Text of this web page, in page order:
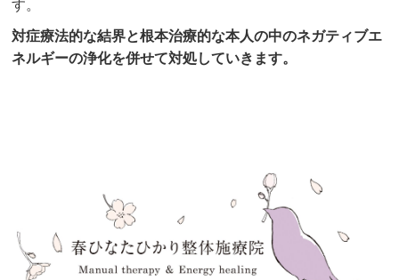
す。
対症療法的な結界と根本治療的な本人の中のネガティブエ
ネルギーの浄化を併せて対処していきます。